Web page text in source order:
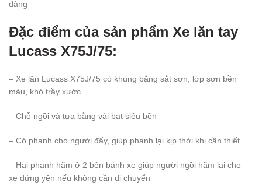
dàng
Đặc điểm của sản phẩm Xe lăn tay
Lucass X75J/75:
– Xe lăn Lucass X75J/75 có khung bằng sắt sơn, lớp sơn bền
màu, khó trầy xước
– Chỗ ngồi và tựa bằng vải bạt siêu bền
– Có phanh cho người đẩy, giúp phanh lại kịp thời khi cần thiết
– Hai phanh hãm ở 2 bên bánh xe giúp người ngồi hãm lại cho
xe đứng yên nếu không cần di chuyển